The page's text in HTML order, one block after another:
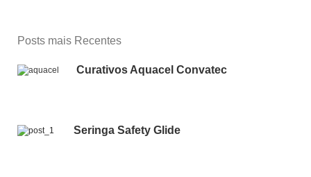
Posts mais Recentes
Curativos Aquacel Convatec
Seringa Safety Glide